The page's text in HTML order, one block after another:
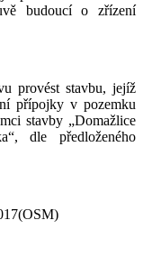
budoucí o zřízení
provést stavbu, jejíž
přípojky v pozemku
stavby „Domažlice
dle předloženého